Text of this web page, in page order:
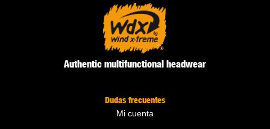
Authentic multifunctional headwear
Dudas frecuentes
Mi cuenta